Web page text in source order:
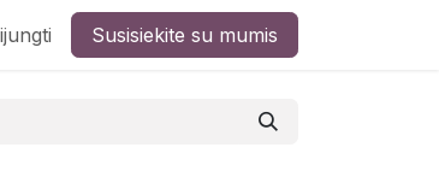
Susisiekite su mumis